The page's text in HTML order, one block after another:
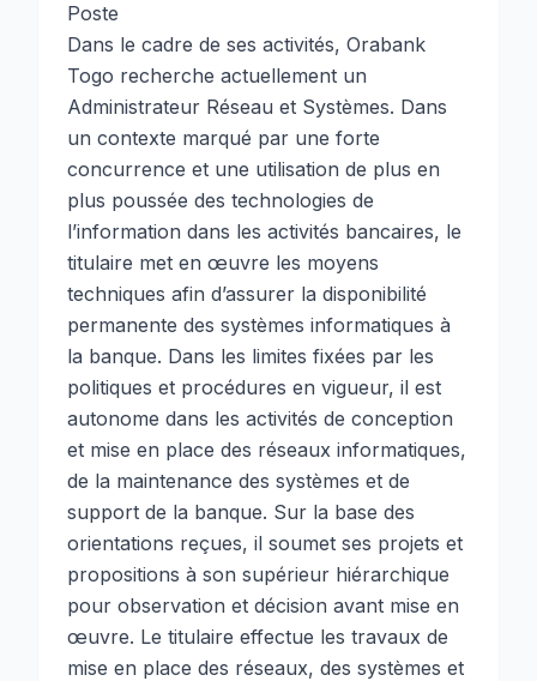
Poste
Dans le cadre de ses activités, Orabank
Togo recherche actuellement un
Administrateur Réseau et Systèmes. Dans
un contexte marqué par une forte
concurrence et une utilisation de plus en
plus poussée des technologies de
l’information dans les activités bancaires, le
titulaire met en œuvre les moyens
techniques afin d’assurer la disponibilité
permanente des systèmes informatiques à
la banque. Dans les limites fixées par les
politiques et procédures en vigueur, il est
autonome dans les activités de conception
et mise en place des réseaux informatiques,
de la maintenance des systèmes et de
support de la banque. Sur la base des
orientations reçues, il soumet ses projets et
propositions à son supérieur hiérarchique
pour observation et décision avant mise en
œuvre. Le titulaire effectue les travaux de
mise en place des réseaux, des systèmes et